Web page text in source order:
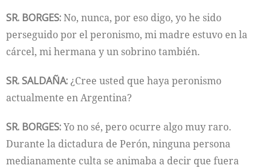
SR. BORGES:No, nunca, por eso digo, yo he sido
perseguido por el peronismo, mi madre estuvo en la
cárcel, mi hermana y un sobrino también.
SR. SALDAÑA: ¿Cree usted que haya peronismo
actualmente en Argentina?
SR. BORGES:Yo no sé, pero ocurre algo muy raro.
Durante la dictadura de Perón, ninguna persona
medianamente culta se animaba a decir que fuera